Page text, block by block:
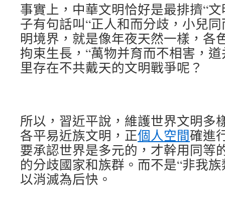
事實上，中華文明恰好是最排擠“
子有句話叫“正人和而分歧，小兒
明境界，就是像年夜天然一樣，各
拘束生長，“萬物并育而不相害，
里存在不共戴天的文明戰爭呢？
所以，習近平說，維護世界文明多
各平易近族文明，正個人空間確進
要承認世界是多元的，才幹用同等
的分歧國家和族群。而不是“非我
以消滅為后快。